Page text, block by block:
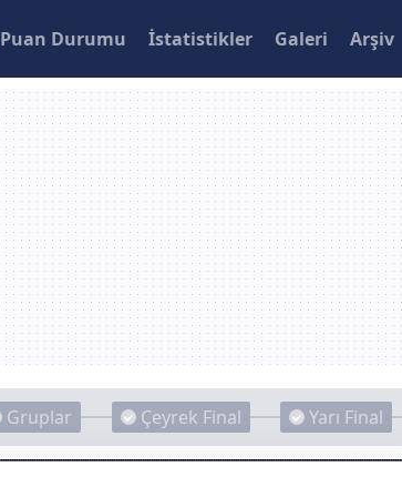
Puan Durumu İstatistikler Galeri Arşiv
Gruplar Çeyrek Final Yarı Final